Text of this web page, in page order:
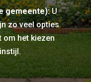
gemeente):U
zo veel opties
om het kiezen